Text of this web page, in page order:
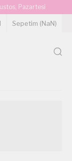
Pazartesi
Sepetim (NaN)